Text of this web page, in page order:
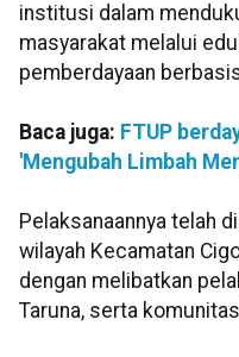
institusi dalam
masyarakat melalui
pemberdayaan
Baca juga: FTUP
'Mengubah Limbah
Pelaksanaannya telah
wilayah Kecamatan
dengan melibatkan
Taruna, serta